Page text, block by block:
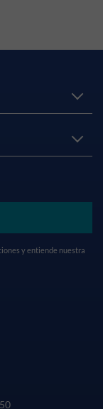
y entiende nuestra